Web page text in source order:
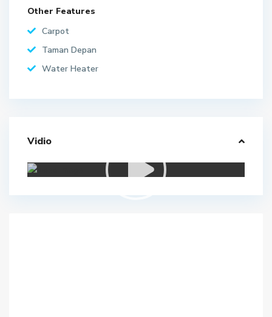
Other Features
Carpot
Taman Depan
Water Heater
Vidio